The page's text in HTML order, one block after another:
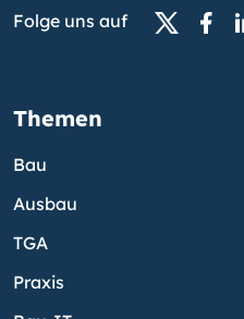
Folge uns auf
Themen
Bau
Ausbau
TGA
Praxis